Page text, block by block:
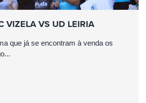
VIZELA VS UD LEIRIA
que já se encontram à venda os